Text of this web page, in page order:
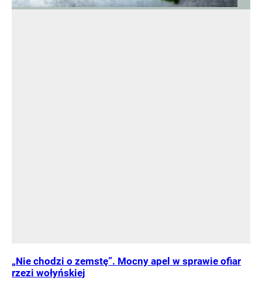
„Nie chodzi o zemstę”. Mocny apel w sprawie ofiar
rzezi wołyńskiej